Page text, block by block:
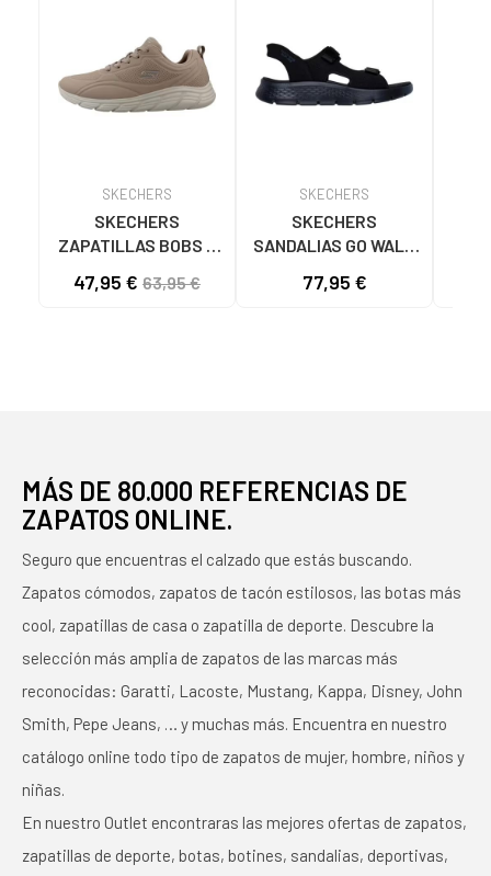
SKECHERS
SKECHERS
ZAPATILLAS BOBS B
TAN 117715
47,95 € 63,95 €
SKECHERS
SKECHERS
SANDALIAS GO WALK
NEGRAS NEGRO
77,95 €
MÁS DE 80.000 REFERENCIAS DE
ZAPATOS ONLINE.
Seguro que encuentras el calzado que estás buscando.
Zapatos cómodos, zapatos de tacón estilosos, las botas más
cool, zapatillas de casa o zapatilla de deporte. Descubre la
selección más amplia de zapatos de las marcas más
reconocidas: Garatti, Lacoste, Mustang, Kappa, Disney, John
Smith, Pepe Jeans, … y muchas más. Encuentra en nuestro
catálogo online todo tipo de zapatos de mujer, hombre, niños y
niñas.
En nuestro Outlet encontraras las mejores ofertas de zapatos,
zapatillas de deporte, botas, botines, sandalias, deportivas,